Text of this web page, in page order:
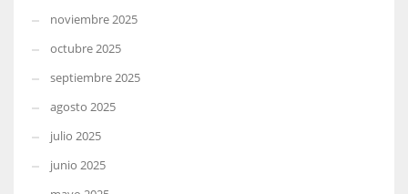
noviembre 2025
octubre 2025
septiembre 2025
agosto 2025
julio 2025
junio 2025